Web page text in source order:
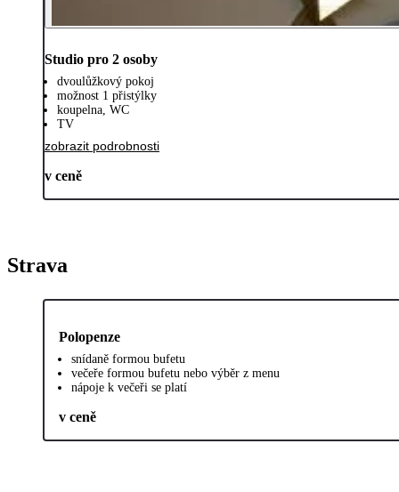
Studio pro 2 osoby
dvoulůžkový pokoj
možnost 1 přistýlky
koupelna, WC
TV
zobrazit podrobnosti
v ceně
Strava
Polopenze
snídaně formou bufetu
večeře formou bufetu nebo výběr z menu
nápoje k večeři se platí
v ceně